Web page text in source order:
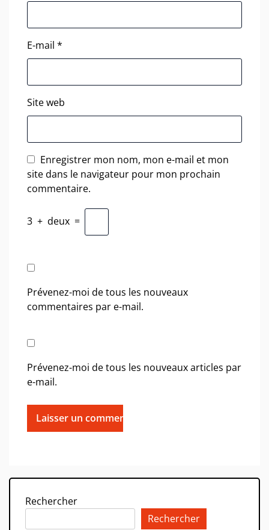
E-mail *
Site web
Enregistrer mon nom, mon e-mail et mon
site dans le navigateur pour mon prochain
commentaire.
3 + deux =
Prévenez-moi de tous les nouveaux
commentaires par e-mail.
Prévenez-moi de tous les nouveaux articles par
e-mail.
Rechercher
Rechercher